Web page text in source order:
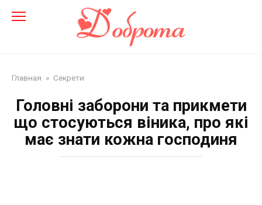
Главная » Секрети
Головні заборони та прикмети
що стосуються віника, про які
має знати кожна господиня